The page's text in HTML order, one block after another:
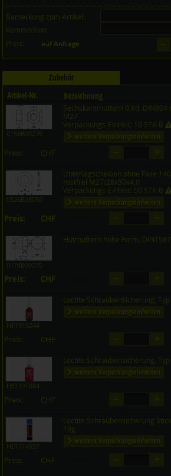
Bemerkung zum Artikel:
Kommission:
Preis:
auf Anfrage
Zubehör
Artikel-Nr.
Bezeichnung
Preis CHF
Menge
0156B00270
Sechskantmuttern 0,8d, DIN934
M27
Verpackungs-Einheit: 10 STK-B
weitere Verpackungseinheiten
Preis: CHF
0526B28050
Unterlagscheiben ohne Fase
rostfrei M27/28x50x4,0
Verpackungs-Einheit: 50 STK-B
weitere Verpackungseinheiten
Preis: CHF
0174B00270
Hutmuttern hohe Form,
Preis: CHF
HE1918244
Loctite Schraubensicherung,
weitere Verpackungseinheiten
Preis: CHF
HE1335884
Loctite Schraubensicherung,
weitere Verpackungseinheiten
Preis: CHF
HE1714937
Loctite Schraubensicherung
19g
weitere Verpackungseinheiten
Preis: CHF